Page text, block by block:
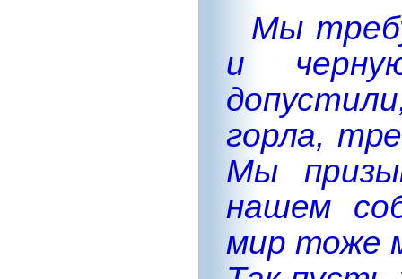
Мы
и
горла,
Мы
нашем
мир тоже